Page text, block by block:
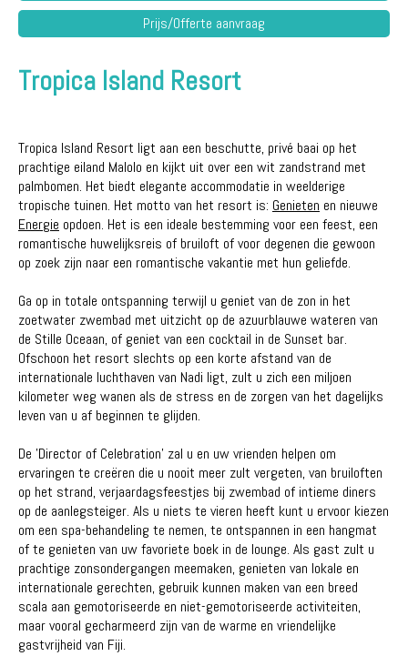
Prijs/Offerte aanvraag
Tropica Island Resort
Tropica Island Resort ligt aan een beschutte, privé baai op het
prachtige eiland Malolo en kijkt uit over een wit zandstrand met
palmbomen. Het biedt elegante accommodatie in weelderige
tropische tuinen. Het motto van het resort is: Genieten en nieuwe
Energie opdoen. Het is een ideale bestemming voor een feest, een
romantische huwelijksreis of bruiloft of voor degenen die gewoon
op zoek zijn naar een romantische vakantie met hun geliefde.
Ga op in totale ontspanning terwijl u geniet van de zon in het
zoetwater zwembad met uitzicht op de azuurblauwe wateren van
de Stille Oceaan, of geniet van een cocktail in de Sunset bar.
Ofschoon het resort slechts op een korte afstand van de
internationale luchthaven van Nadi ligt, zult u zich een miljoen
kilometer weg wanen als de stress en de zorgen van het dagelijks
leven van u af beginnen te glijden.
De 'Director of Celebration' zal u en uw vrienden helpen om
ervaringen te creëren die u nooit meer zult vergeten, van bruiloften
op het strand, verjaardagsfeestjes bij zwembad of intieme diners
op de aanlegsteiger. Als u niets te vieren heeft kunt u ervoor kiezen
om een spa-behandeling te nemen, te ontspannen in een hangmat
of te genieten van uw favoriete boek in de lounge. Als gast zult u
prachtige zonsondergangen meemaken, genieten van lokale en
internationale gerechten, gebruik kunnen maken van een breed
scala aan gemotoriseerde en niet-gemotoriseerde activiteiten,
maar vooral gecharmeerd zijn van de warme en vriendelijke
gastvrijheid van Fiji.